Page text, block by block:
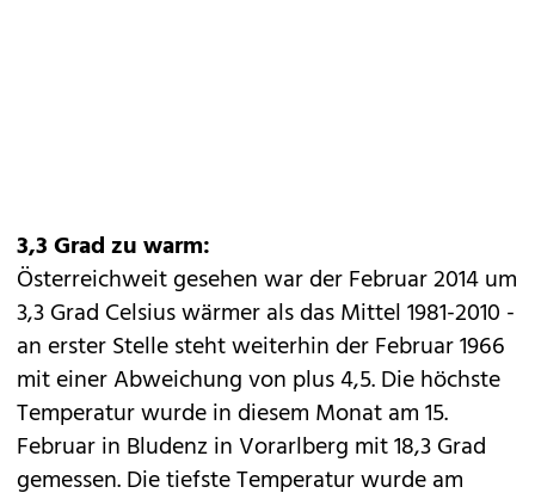
3,3 Grad zu warm:
Österreichweit gesehen war der Februar 2014 um
3,3 Grad Celsius wärmer als das Mittel 1981-2010 -
an erster Stelle steht weiterhin der Februar 1966
mit einer Abweichung von plus 4,5. Die höchste
Temperatur wurde in diesem Monat am 15.
Februar in Bludenz in Vorarlberg mit 18,3 Grad
gemessen. Die tiefste Temperatur wurde am